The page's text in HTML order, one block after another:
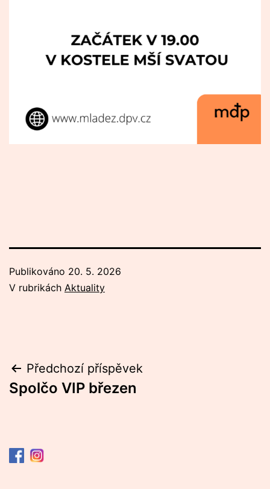
Publikováno 20. 5. 2026
V rubrikách Aktuality
Navigace
pro
Předchozí příspěvek
Spolčo VIP březen